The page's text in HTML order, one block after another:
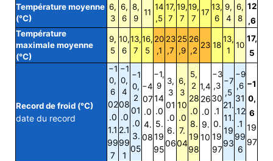
Température moyenne
(°C)
6,
3
6,
6
8,
9
11
14
,5
17,
7
19,
7
19,
7
17
13,
6
9,
4
6,
8
12
,6
Température
maximale moyenne
(°C)
9,
5
10,
6
13,
7
16,
5
20
,1
23
,7
25
,9
26
,2
23 18
13,
1
10
17,
5
Record de froid (°C)
date du record
−1
0,
6
02
.0
1.1
99
7
−1
0,
4
08
.0
2.1
99
1
−1
0,
2
01
.0
3.
05
−4
07
.0
4.
08
−1,
9
14
.0
5.
19
95
3,
3
01
.0
6.
06
6,
3
10
.0
7.
04
5,
2
28
.0
8.
19
98
1,4
26
.0
9.
10
−3
,3
30
.1
0.
19
97
−7
,5
21.
11.
19
93
−9
,6
31
.12
.1
99
6
−1
0,
6
19
97